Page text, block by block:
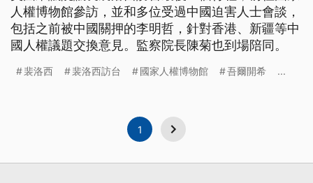
人權博物館參訪，並和多位受過中國迫害人士會談，
包括之前被中國關押的李明哲，針對香港、新疆等中
國人權議題交換意見。監察院長陳菊也到場陪同。
裴洛西 裴洛西訪台 國家人權博物館 吾爾開希 ...
1